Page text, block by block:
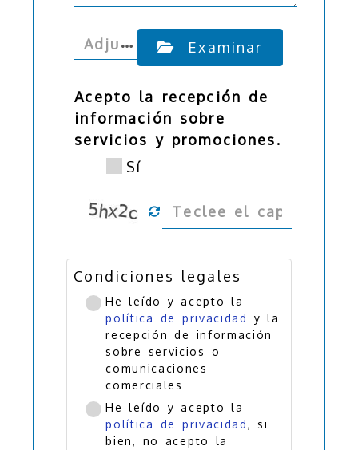
…
Adju
ntar
ivo
Examinar
Acepto la recepción de
información sobre
servicios y promociones.
Sí
Condiciones legales
He leído y acepto la
política de privacidad
y la
recepción de información
sobre servicios o
comunicaciones
comerciales
He leído y acepto la
política de privacidad, si
bien, no acepto la